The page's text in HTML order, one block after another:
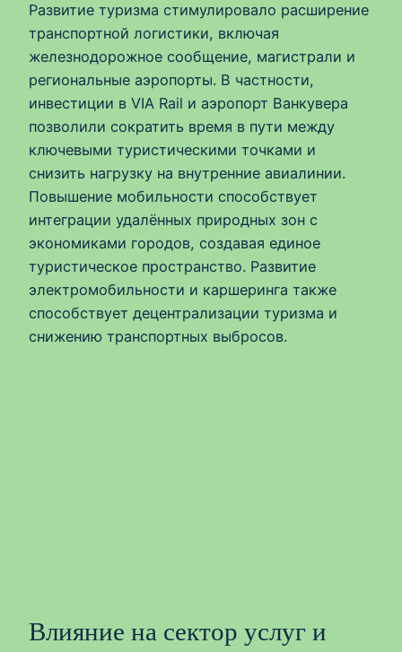
Развитие туризма стимулировало расширение
транспортной логистики, включая
железнодорожное сообщение, магистрали и
региональные аэропорты. В частности,
инвестиции в VIA Rail и аэропорт Ванкувера
позволили сократить время в пути между
ключевыми туристическими точками и
снизить нагрузку на внутренние авиалинии.
Повышение мобильности способствует
интеграции удалённых природных зон с
экономиками городов, создавая единое
туристическое пространство. Развитие
электромобильности и каршеринга также
способствует децентрализации туризма и
снижению транспортных выбросов.
Влияние на сектор услуг и